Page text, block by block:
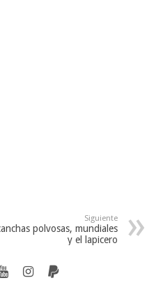
Siguiente
polvosas, mundiales
y el lapicero